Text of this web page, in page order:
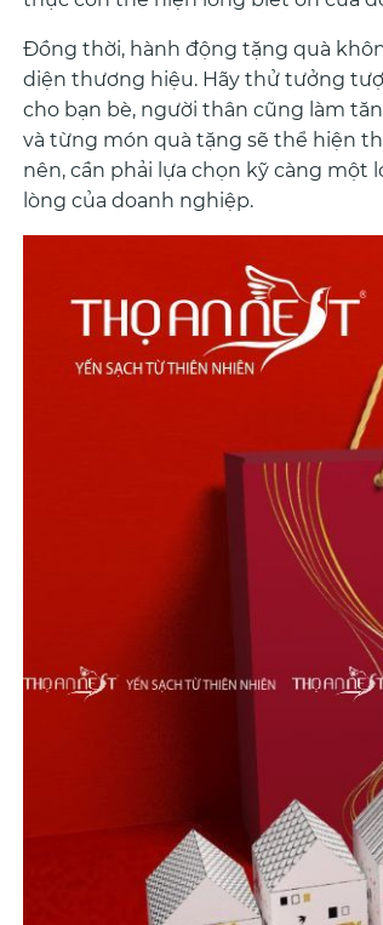
Đồng thời, hành động tặng quà
diện thương hiệu. Hãy thử tưởng
cho bạn bè, người thân cũng làm
và từng món quà tặng sẽ thể hiện
nên, cần phải lựa chọn kỹ càng một
lòng của doanh nghiệp.